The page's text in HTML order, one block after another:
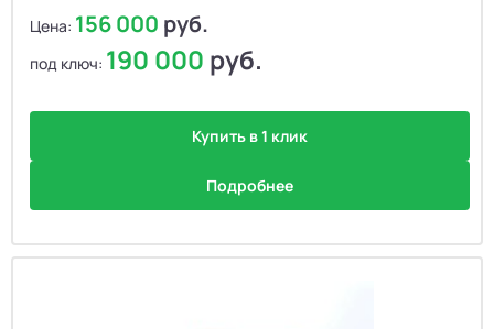
Цена: 156 000 руб.
под ключ: 190 000 руб.
Купить в 1 клик
Подробнее